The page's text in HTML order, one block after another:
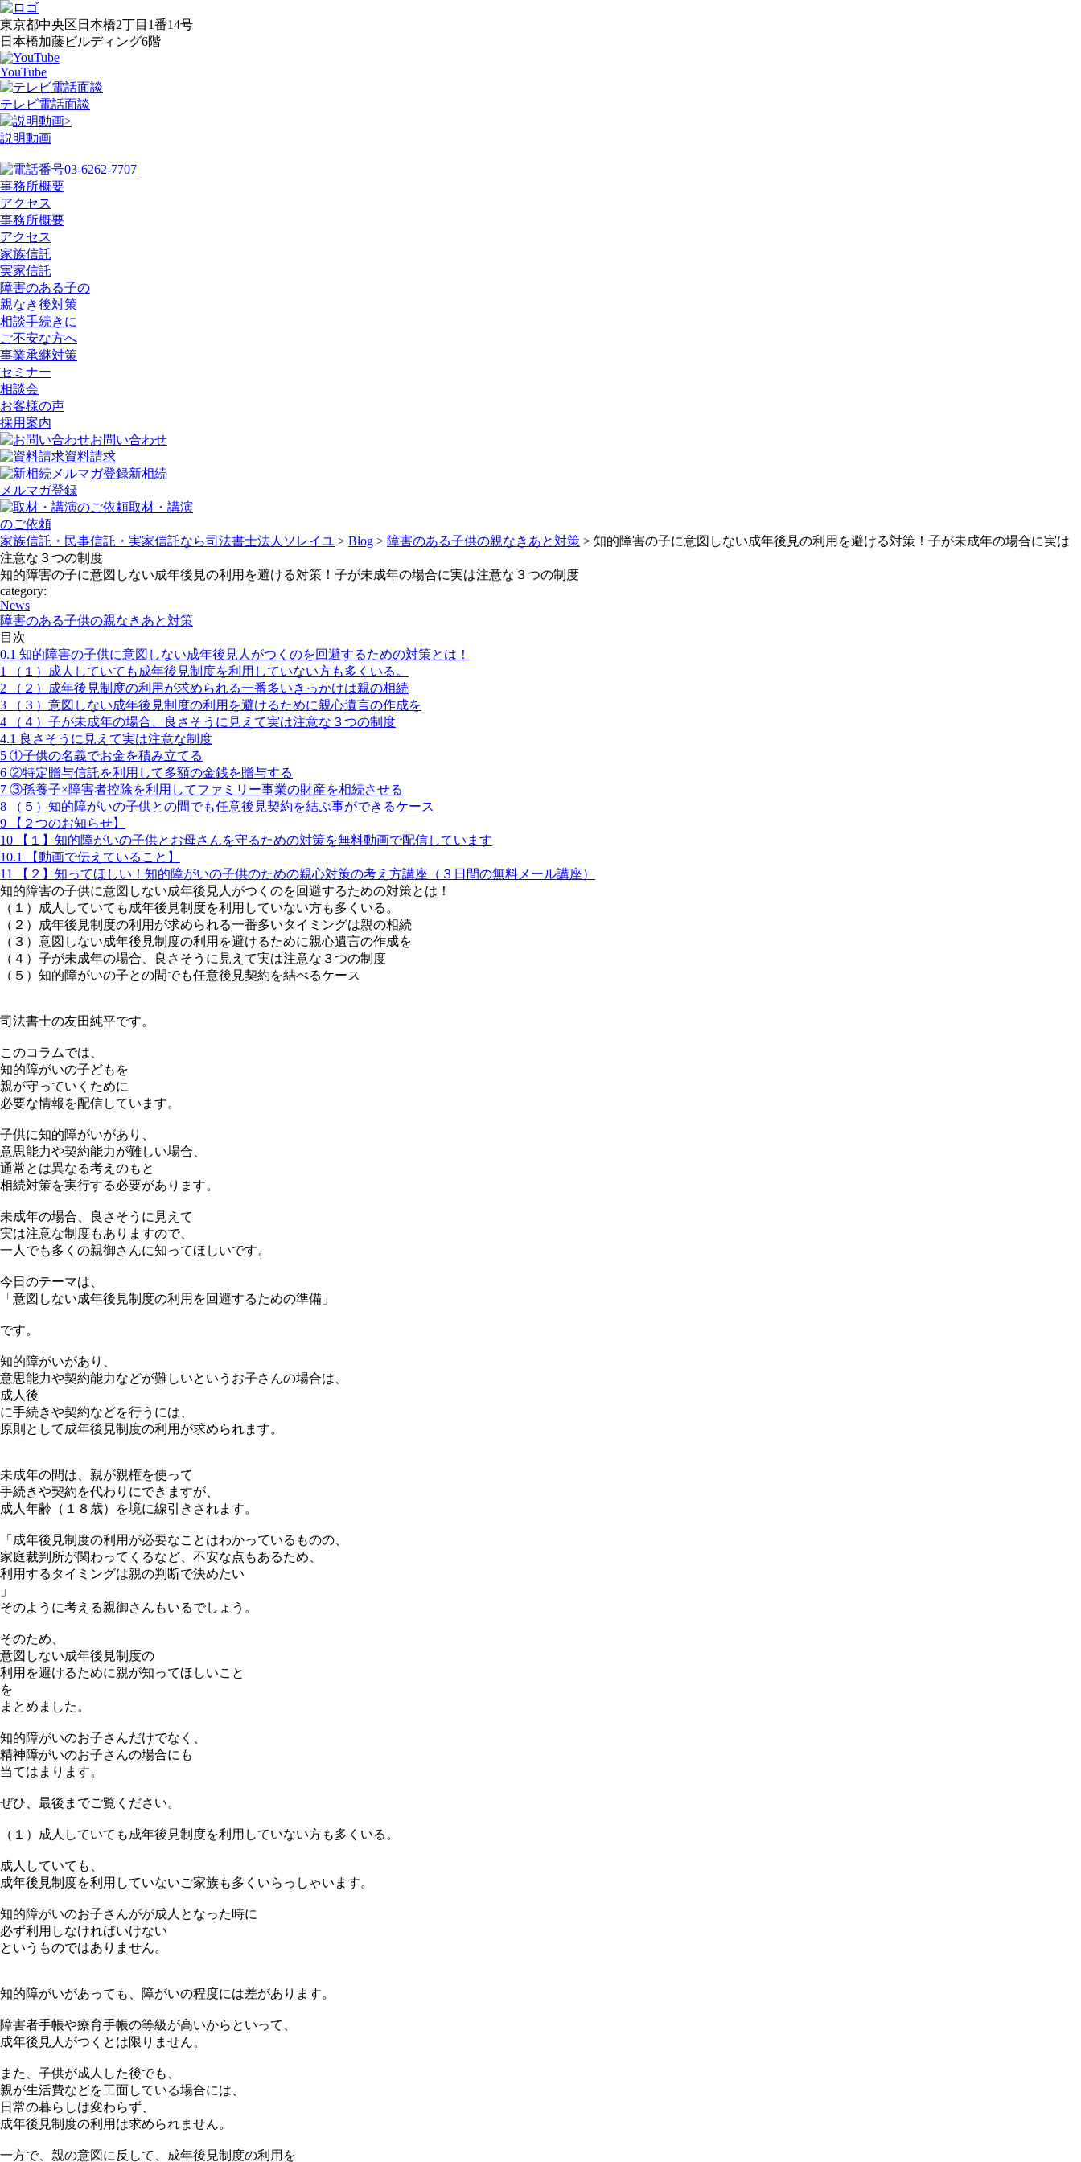
東京都中央区日本橋2丁目1番14号
日本橋加藤ビルディング6階
YouTube
テレビ電話面談
>
説明動画
03-6262-7707
事務所概要
アクセス
事務所概要
アクセス
家族信託
実家信託
障害のある子の
親なき後対策
相談手続きに
ご不安な方へ
事業承継対策
セミナー
相談会
お客様の声
採用案内
お問い合わせ
資料請求
新相続
メルマガ登録
取材・講演
のご依頼
家族信託・民事信託・実家信託なら司法書士法人ソレイユ > Blog > 障害のある子供の親なきあと対策 > 知的障害の子に意図しない成年後見の利用を避ける対策！子が未成年の場合に実は
注意な３つの制度
知的障害の子に意図しない成年後見の利用を避ける対策！子が未成年の場合に実は注意な３つの制度
category:
News
障害のある子供の親なきあと対策
目次
0.1 知的障害の子供に意図しない成年後見人がつくのを回避するための対策とは！
1
（１）成人していても成年後見制度を利用していない方も多くいる。
2 （２）成年後見制度の利用が求められる一番多いきっかけは親の相続
3 （３）意図しない成年後見制度の利用を避けるために親心遺言の作成を
4 （４）子が未成年の場合、良さそうに見えて実は注意な３つの制度
4.1 良さそうに見えて実は注意な制度
5 ①子供の名義でお金を積み立てる
6 ②特定贈与信託を利用して多額の金銭を贈与する
7 ③孫養子×障害者控除を利用してファミリー事業の財産を相続させる
8 （５）知的障がいの子供との間でも任意後見契約を結ぶ事ができるケース
9 【２つのお知らせ】
10 【１】知的障がいの子供とお母さんを守るための対策を無料動画で配信しています
10.1
【動画で伝えていること】
11
【２】知ってほしい！知的障がいの子供のための親心対策の考え方講座（３日間の無料メール講座）
知的障害の子供に意図しない成年後見人がつくのを回避するための対策とは！
（１）成人していても成年後見制度を利用していない方も多くいる。
（２）成年後見制度の利用が求められる一番多いタイミングは親の相続
（３）意図しない成年後見制度の利用を避けるために親心遺言の作成を
（４）子が未成年の場合、良さそうに見えて実は注意な３つの制度
（５）知的障がいの子との間でも任意後見契約を結べるケース
司法書士の友田純平です。
このコラムでは、
知的障がいの子どもを
親が守っていくために
必要な情報を配信しています。
子供に知的障がいがあり、
意思能力や契約能力が難しい場合、
通常とは異なる考えのもと
相続対策を実行する必要があります。
未成年の場合、良さそうに見えて
実は注意な制度もありますので、
一人でも多くの親御さんに知ってほしいです。
今日のテーマは、
「意図しない成年後見制度の利用を回避するための準備」
です。
知的障がいがあり、
意思能力や契約能力などが難しいというお子さんの場合は、
成人後
に手続きや契約などを行うには、
原則として成年後見制度の利用が求められます。
未成年の間は、親が親権を使って
手続きや契約を代わりにできますが、
成人年齢（１８歳）を境に線引きされます。
「成年後見制度の利用が必要なことはわかっているものの、
家庭裁判所が関わってくるなど、不安な点もあるため、
利用するタイミングは親の判断で決めたい
」
そのように考える親御さんもいるでしょう。
そのため、
意図しない成年後見制度の
利用を避けるために親が知ってほしいこと
を
まとめました。
知的障がいのお子さんだけでなく、
精神障がいのお子さんの場合にも
当てはまります。
ぜひ、最後までご覧ください。
（１）成人していても成年後見制度を利用していない方も多くいる。
成人していても、
成年後見制度を利用していないご家族も多くいらっしゃいます。
知的障がいのお子さんがが成人となった時に
必ず利用しなければいけない
というものではありません。
知的障がいがあっても、障がいの程度には差があります。
障害者手帳や療育手帳の等級が高いからといって、
成年後見人がつくとは限りません。
また、子供が成人した後でも、
親が生活費などを工面している場合には、
日常の暮らしは変わらず、
成年後見制度の利用は求められません。
一方で、親の意図に反して、成年後見制度の利用を